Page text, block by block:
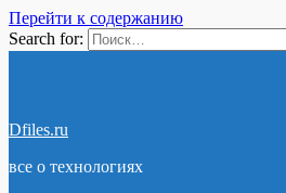
Перейти к содержанию
Search for:
Dfiles.ru
все о технологиях